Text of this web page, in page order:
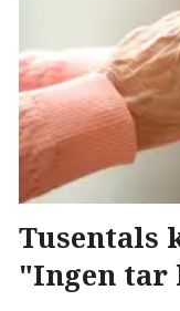
Tusentals
"Ingen tar